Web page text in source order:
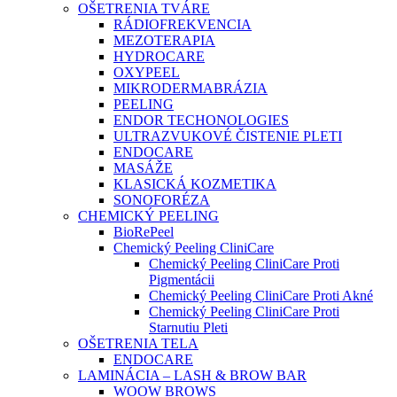
OŠETRENIA TVÁRE
RÁDIOFREKVENCIA
MEZOTERAPIA
HYDROCARE
OXYPEEL
MIKRODERMABRÁZIA
PEELING
ENDOR TECHONOLOGIES
ULTRAZVUKOVÉ ČISTENIE PLETI
ENDOCARE
MASÁŽE
KLASICKÁ KOZMETIKA
SONOFORÉZA
CHEMICKÝ PEELING
BioRePeel
Chemický Peeling CliniCare
Chemický Peeling CliniCare Proti
Pigmentácii
Chemický Peeling CliniCare Proti Akné
Chemický Peeling CliniCare Proti
Starnutiu Pleti
OŠETRENIA TELA
ENDOCARE
LAMINÁCIA – LASH & BROW BAR
WOOW BROWS